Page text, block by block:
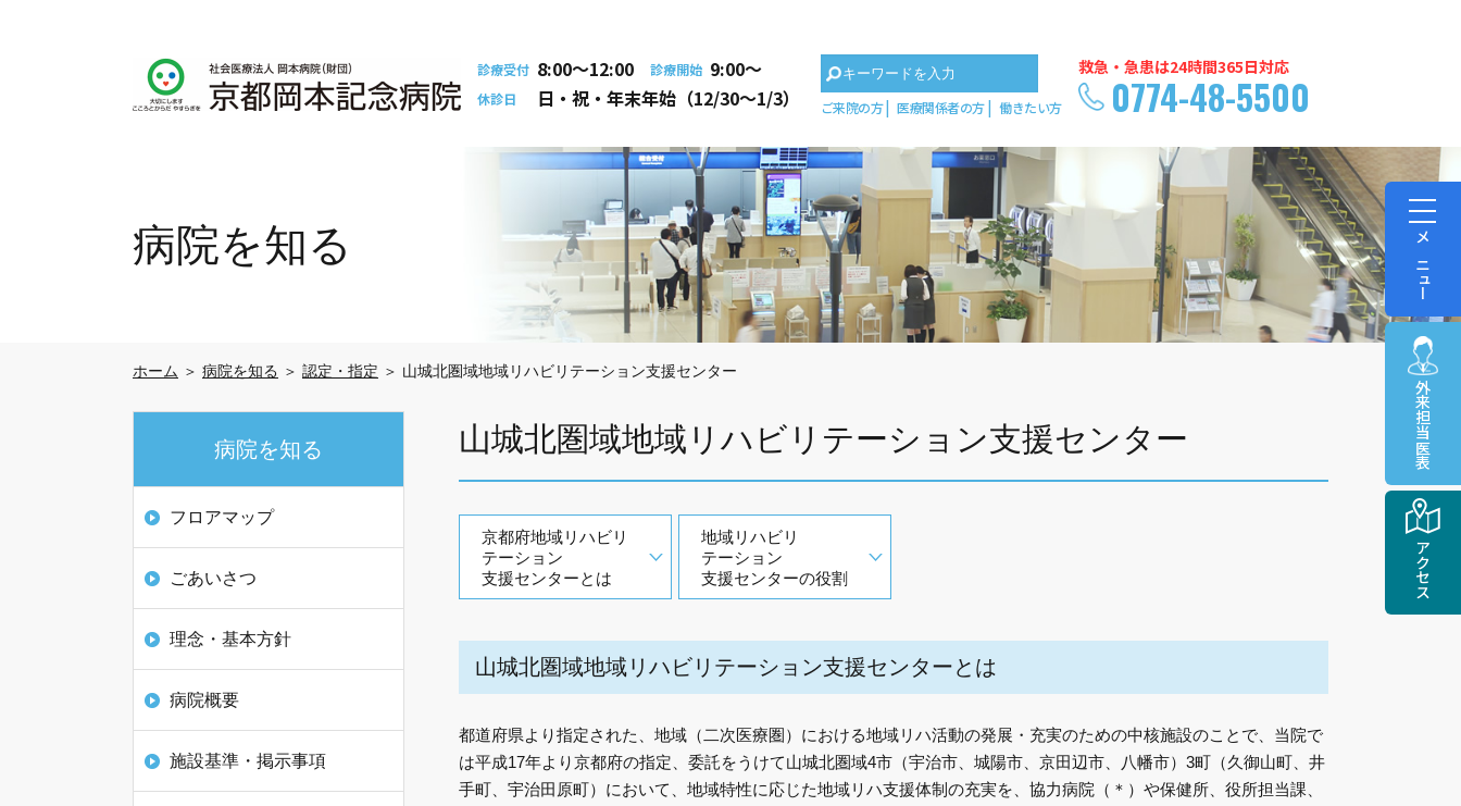
メニュー
外来担当医表
アクセス
診療受付 8:00〜12:00 診療開始 9:00〜
休診日 日・祝・年末年始（12/30～1/3） ご来院の方 医療関係者の方 働きたい方
救急・急患は24時間365日対応
0774-48-5500
病院を知る
ホーム ＞ 病院を知る ＞ 認定・指定 ＞ 山城北圏域地域リハビリテーション支援センター
山城北圏域地域リハビリテーション支援センター
京都府地域リハビリ
テーション
支援センターとは
地域リハビリ
テーション
支援センターの役割
山城北圏域地域リハビリテーション支援センターとは
都道府県より指定された、地域（二次医療圏）における地域リハ活動の発展・充実のための中核施設のことで、当院で
は平成17年より京都府の指定、委託をうけて山城北圏域4市（宇治市、城陽市、京田辺市、八幡市）3町（久御山町、井
手町、宇治田原町）において、地域特性に応じた地域リハ支援体制の充実を、協力病院（＊）や保健所、役所担当課、
病院を知る
フロアマップ
ごあいさつ
理念・基本方針
病院概要
施設基準・掲示事項